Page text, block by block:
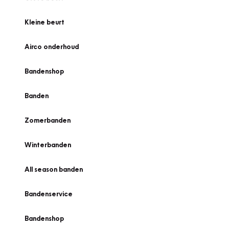
Kleine beurt
Airco onderhoud
Bandenshop
Banden
Zomerbanden
Winterbanden
All season banden
Bandenservice
Bandenshop